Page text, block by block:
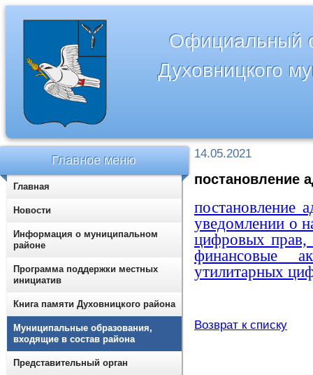
Официальный
Духовницкого
14.05.2021
постановление
уведомлении о
цифровых
финансовые
утилитарных
Возврат к списку
Главное меню
Главная
Новости
Информация о муниципальном
районе
Программа поддержки местных
инициатив
Книга памяти Духовницкого района
Муниципальные образования,
входящие в состав района
Представительный орган